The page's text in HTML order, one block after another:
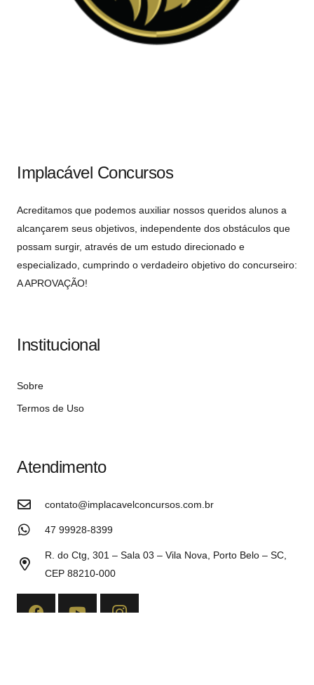
Implacável Concursos
Acreditamos que podemos auxiliar nossos queridos alunos a
alcançarem seus objetivos, independente dos obstáculos que
possam surgir, através de um estudo direcionado e
especializado, cumprindo o verdadeiro objetivo do concurseiro:
A APROVAÇÃO!
Institucional
Sobre
Termos de Uso
Atendimento
contato@implacavelconcursos.com.br
47 99928-8399
R. do Ctg, 301 – Sala 03 – Vila Nova, Porto Belo – SC,
CEP 88210-000